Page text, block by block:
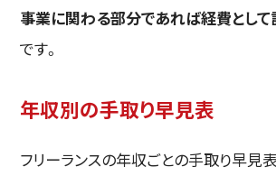
事業に関わる部分であれば経費として
です。
年収別の手取り早見表
フリーランスの年収ごとの手取り早見